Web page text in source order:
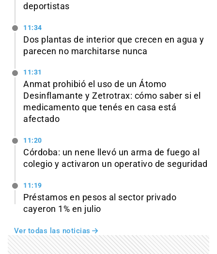
deportistas
11:34
Dos plantas de interior que crecen en agua y
parecen no marchitarse nunca
11:31
Anmat prohibió el uso de un Átomo
Desinflamante y Zetrotrax: cómo saber si el
medicamento que tenés en casa está
afectado
11:20
Córdoba: un nene llevó un arma de fuego al
colegio y activaron un operativo de seguridad
11:19
Préstamos en pesos al sector privado
cayeron 1% en julio
Ver todas las noticias